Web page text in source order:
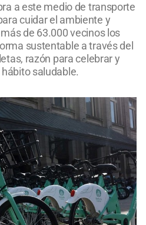
a este medio de transporte
cuidar el ambiente y
de 63.000 vecinos los
sustentable a través del
razón para celebrar y
saludable.